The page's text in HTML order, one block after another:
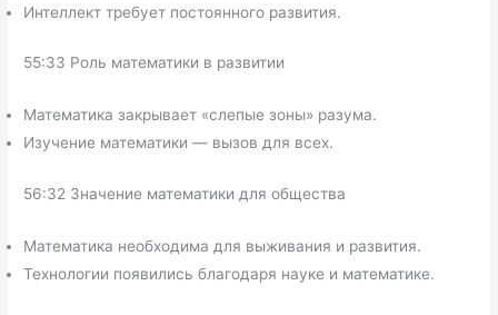
Интеллект требует постоянного развития.
55:33 Роль математики в развитии
Математика закрывает «слепые зоны» разума.
Изучение математики — вызов для всех.
56:32 Значение математики для общества
Математика необходима для выживания и развития.
Технологии появились благодаря науке и математике.